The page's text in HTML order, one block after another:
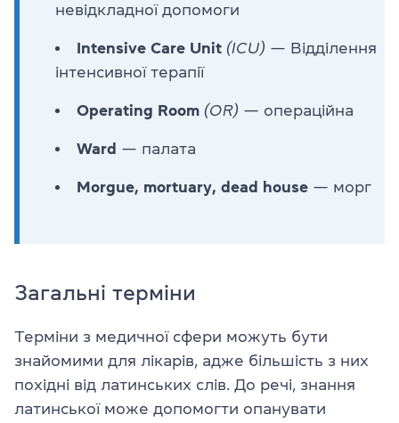
невідкладної допомоги
Intensive Care Unit (ICU) — Відділення
інтенсивної терапії
Operating Room (OR) — операційна
Ward — палата
Morgue, mortuary, dead house — морг
Загальні терміни
Терміни з медичної сфери можуть бути
знайомими для лікарів, адже більшість з них
похідні від латинських слів. До речі, знання
латинської може допомогти опанувати